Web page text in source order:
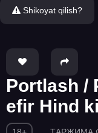
Shikoyat qilish?
Portlash /
efir Hind